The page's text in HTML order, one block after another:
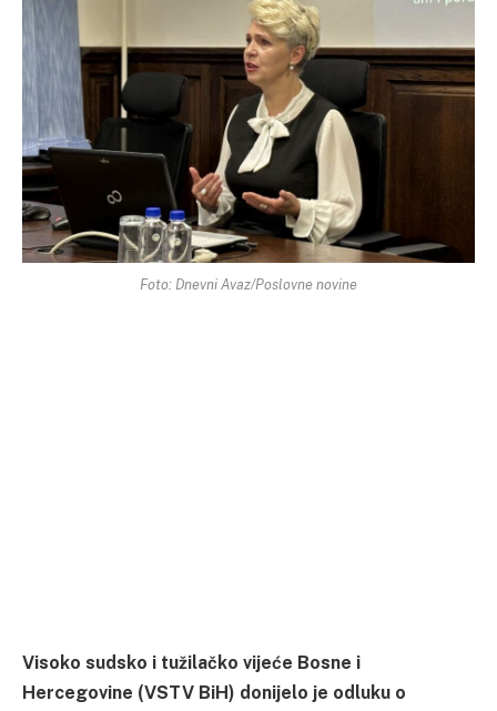
Foto: Dnevni Avaz/Poslovne novine
Visoko sudsko i tužilačko vijeće Bosne i
Hercegovine (VSTV BiH) donijelo je odluku o